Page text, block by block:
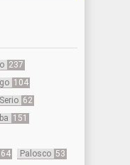
237
104
62
151
64 Palosco 53